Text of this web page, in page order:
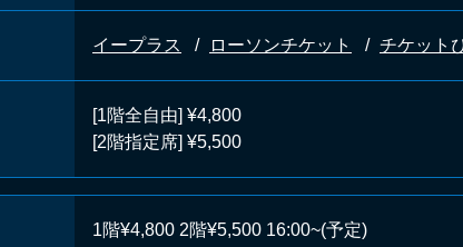
イープラス ローソンチケット チケット
[1階全自由] ¥4,800
[2階指定席] ¥5,500
1階¥4,800 2階¥5,500 16:00~(予定)